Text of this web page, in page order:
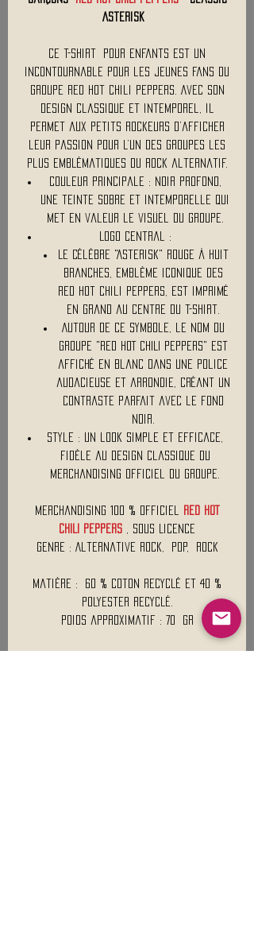
Asterisk
Ce t-shirt pour enfants est un
incontournable pour les jeunes fans du
groupe Red Hot Chili Peppers. Avec son
design classique et intemporel, il
permet aux petits rockeurs d’afficher
leur passion pour l’un des groupes les
plus emblématiques du rock alternatif.
Couleur principale : Noir profond,
une teinte sobre et intemporelle qui
met en valeur le visuel du groupe.
Logo central :
Le célèbre "Asterisk" rouge à huit
branches, emblème iconique des
Red Hot Chili Peppers, est imprimé
en grand au centre du t-shirt.
Autour de ce symbole, le nom du
groupe "RED HOT CHILI PEPPERS" est
affiché en blanc dans une police
audacieuse et arrondie, créant un
contraste parfait avec le fond
noir.
Style : Un look simple et efficace,
fidèle au design classique du
merchandising officiel du groupe.
Merchandising 100 % Officiel
RED HOT
CHILI PEPPERS , Sous Licence
Genre : Alternative Rock, Pop, Rock
Matière : 60 % coton recyclé et 40 %
polyester recyclé.
Poids approximatif : 70 Gr